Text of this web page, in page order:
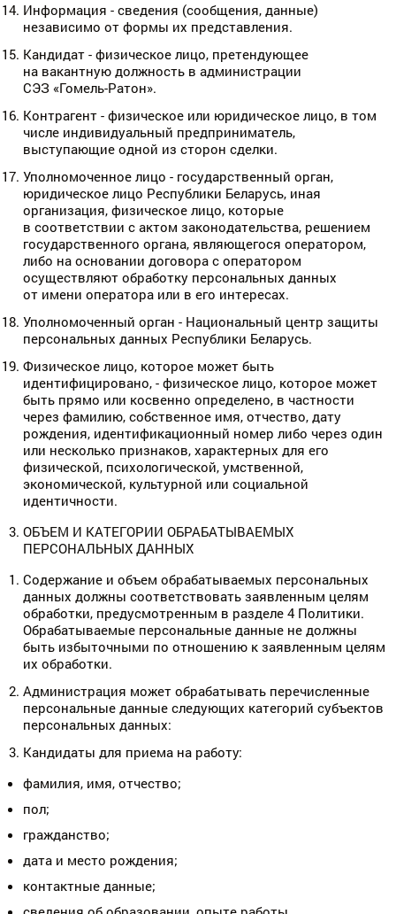
Информация - сведения (сообщения, данные)
независимо от формы их представления.
Кандидат - физическое лицо, претендующее
на вакантную должность в администрации
СЭЗ «Гомель-Ратон».
Контрагент - физическое или юридическое лицо, в том
числе индивидуальный предприниматель,
выступающие одной из сторон сделки.
Уполномоченное лицо - государственный орган,
юридическое лицо Республики Беларусь, иная
организация, физическое лицо, которые
в соответствии с актом законодательства, решением
государственного органа, являющегося оператором,
либо на основании договора с оператором
осуществляют обработку персональных данных
от имени оператора или в его интересах.
Уполномоченный орган - Национальный центр защиты
персональных данных Республики Беларусь.
Физическое лицо, которое может быть
идентифицировано, - физическое лицо, которое может
быть прямо или косвенно определено, в частности
через фамилию, собственное имя, отчество, дату
рождения, идентификационный номер либо через один
или несколько признаков, характерных для его
физической, психологической, умственной,
экономической, культурной или социальной
идентичности.
ОБЪЕМ И КАТЕГОРИИ ОБРАБАТЫВАЕМЫХ
ПЕРСОНАЛЬНЫХ ДАННЫХ
Содержание и объем обрабатываемых персональных
данных должны соответствовать заявленным целям
обработки, предусмотренным в разделе 4 Политики.
Обрабатываемые персональные данные не должны
быть избыточными по отношению к заявленным целям
их обработки.
Администрация может обрабатывать перечисленные
персональные данные следующих категорий субъектов
персональных данных:
Кандидаты для приема на работу:
фамилия, имя, отчество;
пол;
гражданство;
дата и место рождения;
контактные данные;